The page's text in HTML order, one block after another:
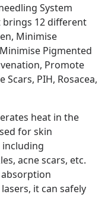
System
brings 12 different
Minimise
Pigmented
Promote
Scars, PIH, Rosacea,
heat in the
for skin
acne scars, etc.
absorption
it can safely